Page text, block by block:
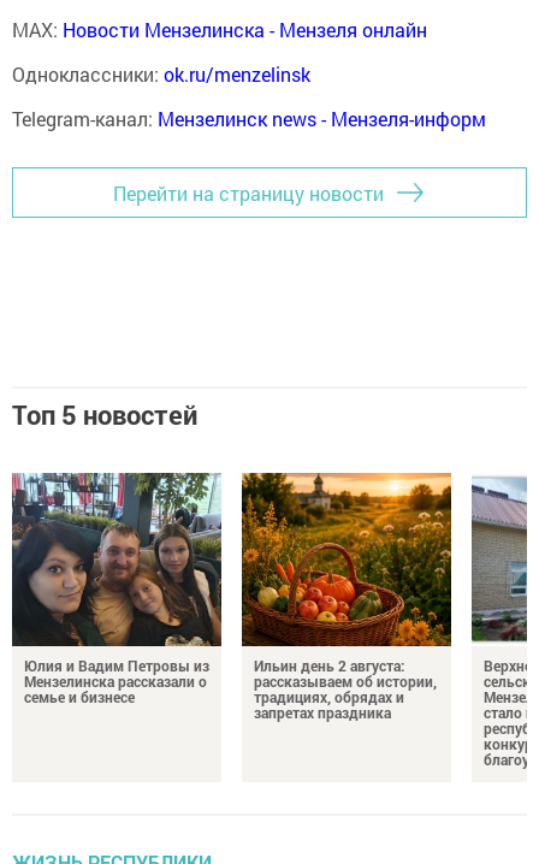
MAX: Новости Мензелинска - Мензеля онлайн
Одноклассники: ok.ru/menzelinsk
Telegram-канал: Мензелинск news - Мензеля-информ
Перейти на страницу новости
Топ 5 новостей
Юлия и Вадим Петровы из
Мензелинска рассказали о
семье и бизнесе
Ильин день 2 августа:
рассказываем об истории,
традициях, обрядах и
запретах праздника
стало